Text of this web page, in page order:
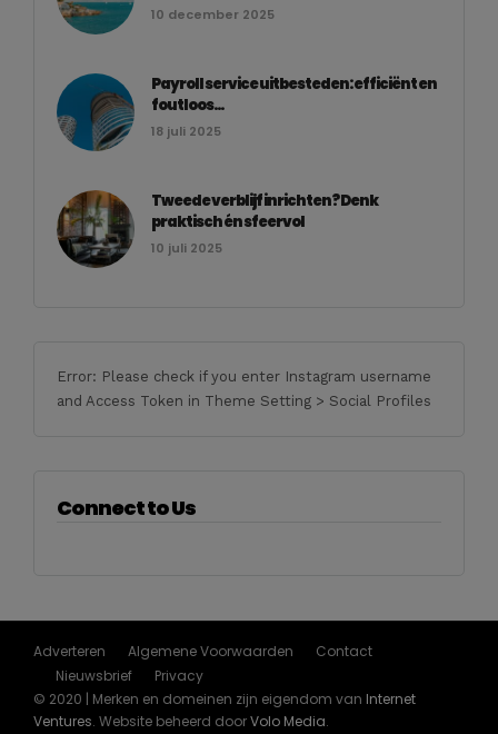
10 december 2025
Payroll service uitbesteden: efficiënt en
foutloos...
18 juli 2025
Tweede verblijf inrichten? Denk
praktisch én sfeervol
10 juli 2025
Error: Please check if you enter Instagram username
and Access Token in Theme Setting > Social Profiles
Connect to Us
Adverteren Algemene Voorwaarden
Contact
Nieuwsbrief
Privacy
© 2020 | Merken en domeinen zijn eigendom van Internet
Ventures. Website beheerd doorVolo Media.